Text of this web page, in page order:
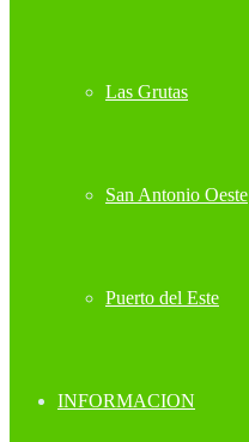
Las Grutas
San Antonio Oeste
Puerto del Este
INFORMACION